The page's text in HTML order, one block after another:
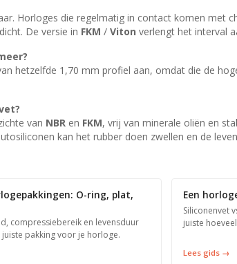
Horloges die regelmatig in contact komen met
De versie in FKM / Viton verlengt het interval
hetzelfde 1,70 mm profiel aan, omdat die de
van NBR en FKM, vrij van minerale oliën en
kan het rubber doen zwellen en de
O-ring, plat,
compressiebereik en levensduur
juiste pakking voor je horloge.
Een
Siliconenvet
juiste
Lees gids →